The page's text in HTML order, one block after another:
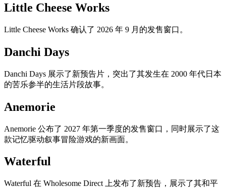
Little Cheese Works
Little Cheese Works 确认了 2026 年 9 月的发售窗口。
Danchi Days
Danchi Days 展示了新预告片，突出了其发生在 2000 年代日本
的苦乐参半的生活片段故事。
Anemorie
Anemorie 公布了 2027 年第一季度的发售窗口，同时展示了这
款记忆驱动叙事冒险游戏的新画面。
Waterful
Waterful 在 Wholesome Direct 上发布了新预告，展示了其和平